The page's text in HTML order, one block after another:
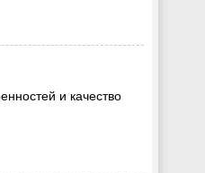
и качество